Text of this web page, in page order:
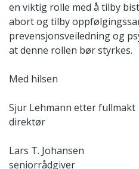
en viktig rolle med å tilby
abort og tilby
prevensjonsveiledning og
at denne rollen bør styrkes.
Med hilsen
Sjur Lehmann etter fullmakt
direktør
Lars T. Johansen
seniorrådgiver